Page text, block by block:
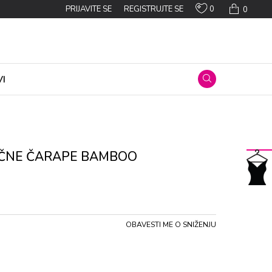
0
0
PRIJAVITE SE REGISTRUJTE SE
ČARAPE BAMBOO
OBAVESTI ME O SNIŽENJU